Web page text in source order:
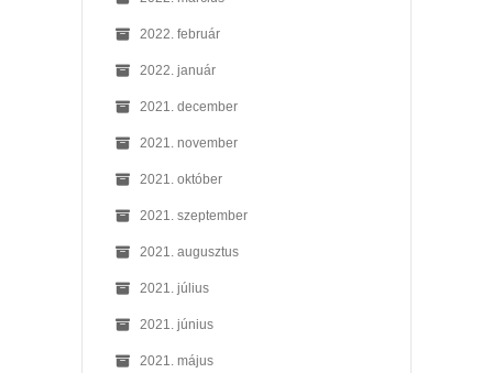
2022. február
2022. január
2021. december
2021. november
2021. október
2021. szeptember
2021. augusztus
2021. július
2021. június
2021. május